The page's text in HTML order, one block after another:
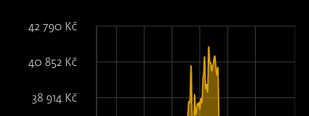
38 914 Kč
40 852 Kč
42 790 Kč